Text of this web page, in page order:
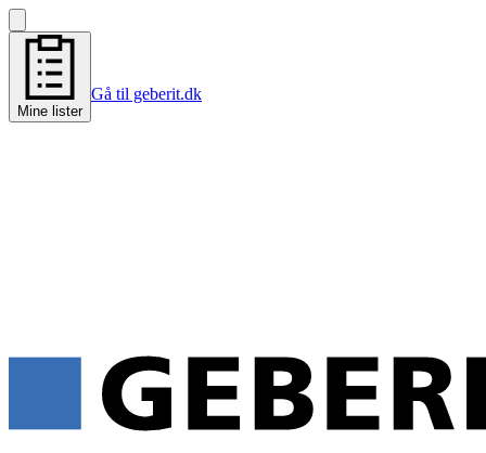
Mine lister
Gå til geberit.dk